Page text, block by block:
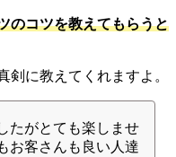
のコツを教えてもらうと
剣に教えてくれますよ。
たがとても楽しませ
お客さんも良い人達